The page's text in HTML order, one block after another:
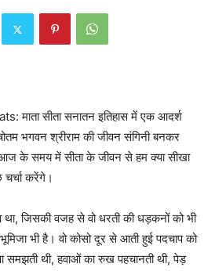
माता सीता सनातन इतिहास में एक आदर्श
भगवन श्रीराम की जीवन संगिनी बनकर
के समय में सीता के जीवन से हम क्या सीखा
करेंगे।
था, जिसकी वजह से वो धरती की धड़कनों को भी
भी है। वो कोसो दूर से आती हुई पदचाप को
समझती थी, हवाओं का रुख पहचानती थी, पेड़